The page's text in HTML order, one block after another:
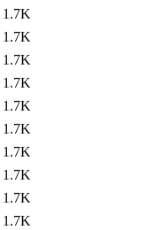
1.7K
1.7K
1.7K
1.7K
1.7K
1.7K
1.7K
1.7K
1.7K
1.7K